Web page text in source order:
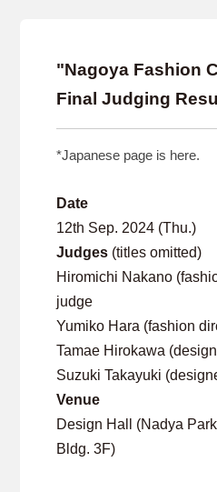
"Nagoya Fashion
Final Judging
*Japanese page is here.
Date
12th Sep. 2024 (Thu.)
Judges (titles omitted)
Hiromichi Nakano
judge
Yumiko Hara (fashion
Tamae Hirokawa
Suzuki Takayuki
Venue
Design Hall (Nadya
Bldg. 3F)